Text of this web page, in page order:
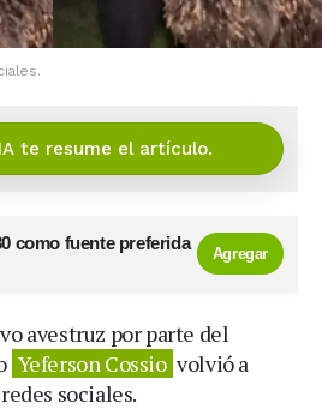
te resume el artículo.
como fuente preferida
Agregar
avestruz por parte del
Yeferson Cossio volvió a
sociales.